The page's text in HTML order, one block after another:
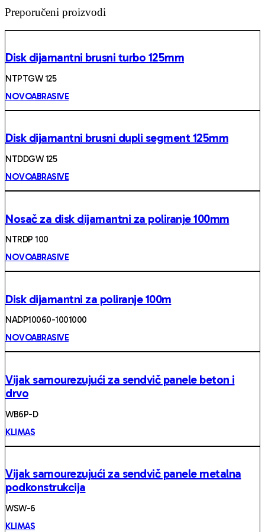
Preporučeni proizvodi
Disk dijamantni brusni turbo 125mm
NTPTGW 125
NOVOABRASIVE
Disk dijamantni brusni dupli segment 125mm
NTDDGW 125
NOVOABRASIVE
Nosač za disk dijamantni za poliranje 100mm
NTRDP 100
NOVOABRASIVE
Disk dijamantni za poliranje 100m
NADP10060-1001000
NOVOABRASIVE
Vijak samourezujući za sendvič panele beton i
drvo
WB6P-D
KLIMAS
Vijak samourezujući za sendvič panele metalna
podkonstrukcija
WSW-6
KLIMAS